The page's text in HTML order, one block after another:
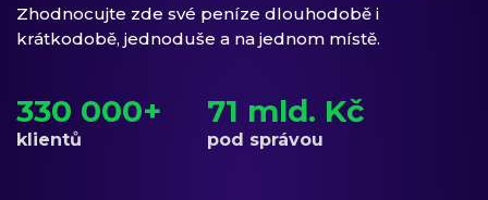
Zhodnocujte zde své peníze dlouhodobě i
krátkodobě, jednoduše a na jednom místě.
330 000+
klientů
71 mld. Kč
pod správou